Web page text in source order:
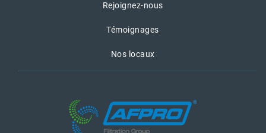
Rejoignez-nous
Témoignages
Nos locaux